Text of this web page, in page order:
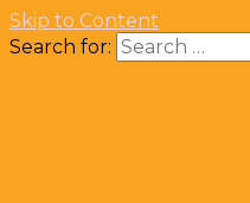
Skip to Content
Search for: